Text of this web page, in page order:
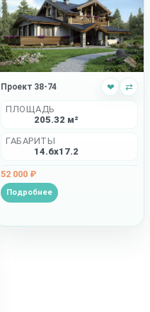
Проект 38-74 ❤ ⇄
ПЛОЩАДЬ
205.32 м²
ГАБАРИТЫ
14.6x17.2
52 000 ₽
Подробнее